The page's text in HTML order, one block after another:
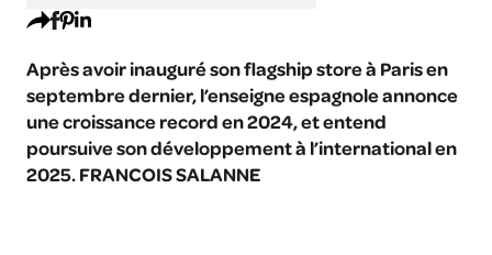
Après avoir inauguré son flagship store à Paris en
septembre dernier, l’enseigne espagnole annonce
une croissance record en 2024, et entend
poursuive son développement à l’international en
2025. FRANCOIS SALANNE